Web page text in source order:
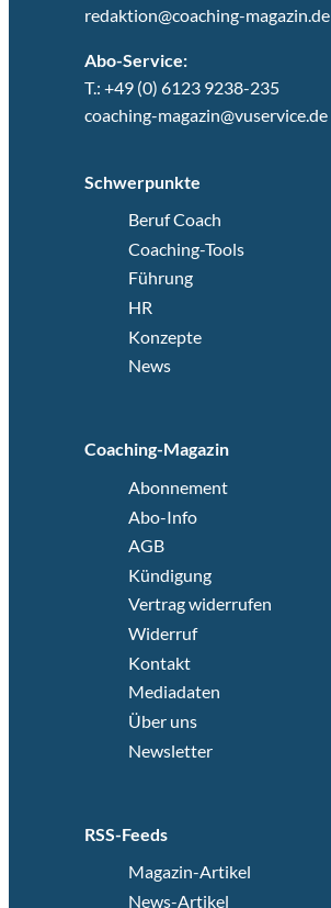
redaktion@coaching-magazin.de
Abo-Service:
T.: +49 (0) 6123 9238-235
coaching-magazin@vuservice.de
Schwerpunkte
Beruf Coach
Coaching-Tools
Führung
HR
Konzepte
News
Coaching-Magazin
Abonnement
Abo-Info
AGB
Kündigung
Vertrag widerrufen
Widerruf
Kontakt
Mediadaten
Über uns
Newsletter
RSS-Feeds
Magazin-Artikel
News-Artikel